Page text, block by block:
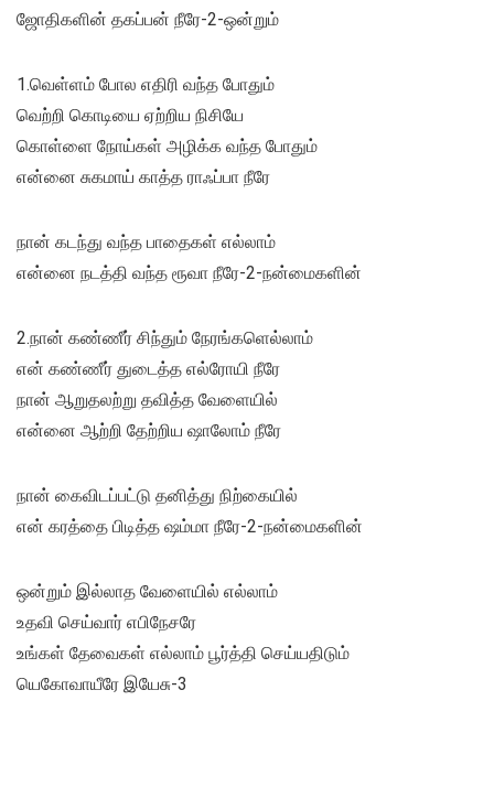
ஜோதிகளின் தகப்பன் நீரே-2-ஒன்றும்
1.வெள்ளம் போல எதிரி வந்த போதும்
வெற்றி கொடியை ஏற்றிய நிசியே
கொள்ளை நோய்கள் அழிக்க வந்த போதும்
என்னை சுகமாய் காத்த ராஃப்பா நீரே
நான் கடந்து வந்த பாதைகள் எல்லாம்
என்னை நடத்தி வந்த ரூவா நீரே-2-நன்மைகளின்
2.நான் கண்ணீர் சிந்தும் நேரங்களெல்லாம்
என் கண்ணீர் துடைத்த எல்ரோயி நீரே
நான் ஆறுதலற்று தவித்த வேளையில்
என்னை ஆற்றி தேற்றிய ஷாலோம் நீரே
நான் கைவிடப்பட்டு தனித்து நிற்கையில்
என் கரத்தை பிடித்த ஷம்மா நீரே-2-நன்மைகளின்
ஒன்றும் இல்லாத வேளையில் எல்லாம்
உதவி செய்வார் எபிநேசரே
உங்கள் தேவைகள் எல்லாம் பூர்த்தி செய்யதிடும்
யெகோவாயீரே இயேசு-3